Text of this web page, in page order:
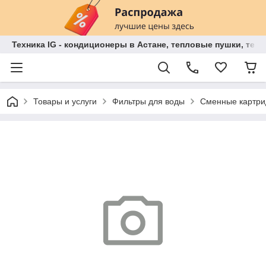
Техника IG - кондиционеры в Астане, тепловые пушки,
Товары и услуги Фильтры для воды Сменные